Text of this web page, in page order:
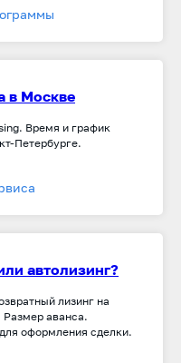
в Москве
Время и график
Петербурге.
автолизинг?
лизинг на
Размер аванса.
оформления сделки.